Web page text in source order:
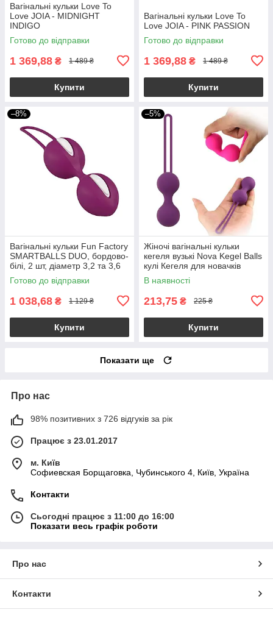
Вагінальні кульки Love To
Love JOIA - MIDNIGHT
INDIGO
Готово до відправки
1 369,88 ₴ 1 489 ₴
Купити
Вагінальні кульки Love To
Love JOIA - PINK PASSION
Готово до відправки
1 369,88 ₴ 1 489 ₴
Купити
–8%
Вагінальні кульки Fun Factory
SMARTBALLS DUO, бордово-
білі, 2 шт, діаметр 3,2 та 3,6
см
Готово до відправки
1 038,68 ₴ 1 129 ₴
Купити
–5%
Жіночі вагінальні кульки
кегеля вузькі Nova Kegel Balls
кулі Кегеля для новачків
В наявності
213,75 ₴ 225 ₴
Купити
Показати ще
Про нас
98% позитивних з 726 відгуків за рік
Працює з 23.01.2017
м. Київ
Софиевская Борщаговка, Чубинського 4, Київ, Україна
Контакти
Сьогодні працює з 11:00 до 16:00
Показати весь графік роботи
Про нас
Контакти